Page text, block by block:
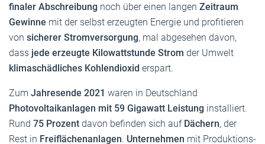
finaler Abschreibung noch über einen langen Zeitraum
Gewinne mit der selbst erzeugten Energie und profitieren
von sicherer Stromversorgung, mal abgesehen davon,
dass jede erzeugte Kilowattstunde Strom der Umwelt
klimaschädliches Kohlendioxid erspart.
Zum Jahresende 2021 waren in Deutschland
Photovoltaikanlagen mit 59 Gigawatt Leistung installiert.
Rund 75 Prozent davon befinden sich auf Dächern, der
Rest in Freiflächenanlagen. Unternehmen mit Produktions-